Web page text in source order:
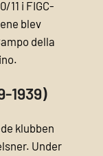
11 i FIGC-
blev
della
1939)
klubben
Under